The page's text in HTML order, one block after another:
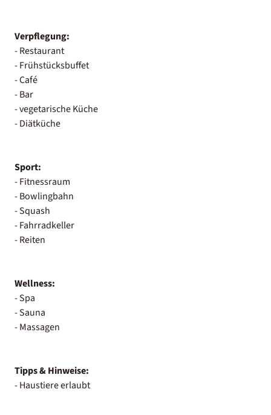
Verpflegung:
- Restaurant
- Frühstücksbuffet
- Café
- Bar
- vegetarische Küche
- Diätküche
Sport:
- Fitnessraum
- Bowlingbahn
- Squash
- Fahrradkeller
- Reiten
Wellness:
- Spa
- Sauna
- Massagen
Tipps & Hinweise:
- Haustiere erlaubt